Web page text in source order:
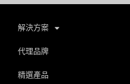
解決方案
代理品牌
精選產品